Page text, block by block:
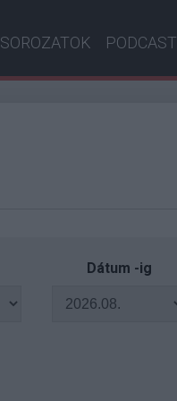
SOROZATOK PODCAST
Dátum -ig